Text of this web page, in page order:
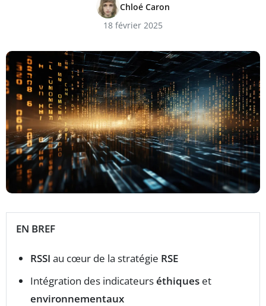
Chloé Caron
18 février 2025
EN BREF
RSSI au cœur de la stratégie RSE
Intégration des indicateurséthiques et
environnementaux